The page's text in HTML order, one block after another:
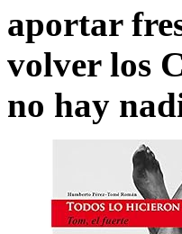
aportar
volver los
no hay